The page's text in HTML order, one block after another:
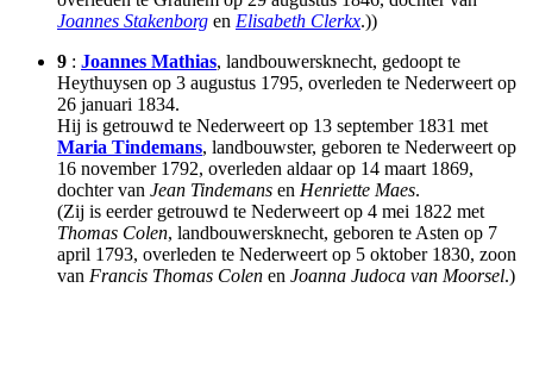
Joannes Stakenborg en Elisabeth Clerkx.))
9 : Joannes Mathias, landbouwersknecht, gedoopt te
Heythuysen op 3 augustus 1795, overleden te Nederweert op
26 januari 1834.
Hij is getrouwd te Nederweert op 13 september 1831 met
Maria Tindemans, landbouwster, geboren te Nederweert op
16 november 1792, overleden aldaar op 14 maart 1869,
dochter van Jean Tindemans en Henriette Maes.
(Zij is eerder getrouwd te Nederweert op 4 mei 1822 met
Thomas Colen, landbouwersknecht, geboren te Asten op 7
april 1793, overleden te Nederweert op 5 oktober 1830, zoon
van Francis Thomas Colen en Joanna Judoca van Moorsel.)